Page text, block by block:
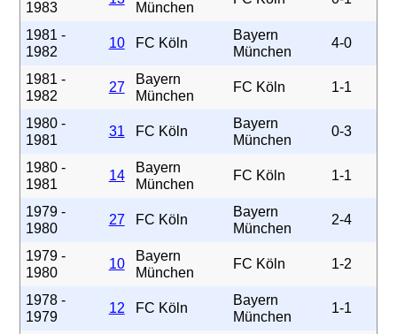
1983
München
1981 -
1982
10 FC Köln
Bayern
München
4-0
1981 -
1982
27
Bayern
München
FC Köln 1-1
1980 -
1981
31 FC Köln
Bayern
München
0-3
1980 -
1981
14
Bayern
München
FC Köln 1-1
1979 -
1980
27 FC Köln
Bayern
München
2-4
1979 -
1980
10
Bayern
München
FC Köln 1-2
1978 -
1979
12 FC Köln
Bayern
München
1-1